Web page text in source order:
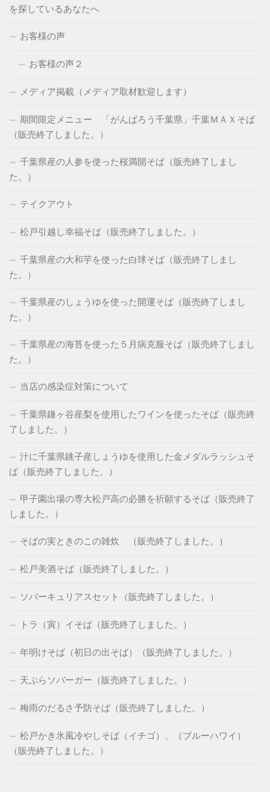
を探しているあなたへ
お客様の声
お客様の声２
メディア掲載（メディア取材歓迎します）
期間限定メニュー 「がんばろう千葉県」千葉ＭＡＸそば
（販売終了しました。）
千葉県産の人参を使った桜満開そば（販売終了しまし
た。）
テイクアウト
松戸引越し幸福そば（販売終了しました。）
千葉県産の大和芋を使った白球そば（販売終了しまし
た。）
千葉県産のしょうゆを使った開運そば（販売終了しまし
た。）
千葉県産の海苔を使った５月病克服そば（販売終了しまし
た。）
当店の感染症対策について
千葉県鎌ヶ谷産梨を使用したワインを使ったそば（販売終
了しました。）
汁に千葉県銚子産しょうゆを使用した金メダルラッシュそ
ば（販売終了しました。）
甲子園出場の専大松戸高の必勝を祈願するそば（販売終了
しました。）
そばの実ときのこの雑炊 （販売終了しました。）
松戸美酒そば（販売終了しました。）
ソバーキュリアスセット（販売終了しました。）
トラ（寅）イそば（販売終了しました。）
年明けそば（初日の出そば）（販売終了しました。）
天ぷらソバーガー（販売終了しました。）
梅雨のだるさ予防そば（販売終了しました。）
松戸かき氷風冷やしそば（イチゴ）、（ブルーハワイ）
（販売終了しました。）